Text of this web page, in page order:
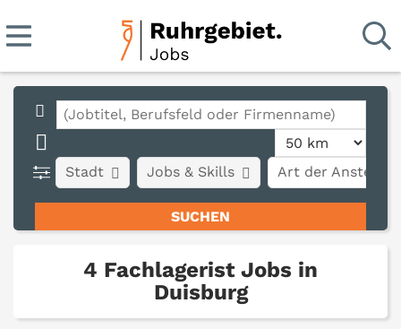
Stadt Art der
Jobs & Skills
4 Fachlagerist Jobs in
Duisburg